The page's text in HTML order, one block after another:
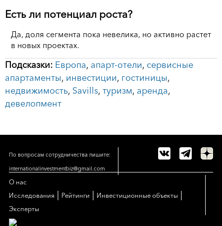
Есть ли потенциал роста?
Да, доля сегмента пока невелика, но активно растет
в новых проектах.
Подсказки: Европа, апарт-отели, сервисные
апартаменты, инвестиции, гостиницы,
недвижимость, Savills, туризм, аренда,
девелопмент
По вопросам сотрудничества пишите:
internationalinvestmentbiz@gmail.com
О нас
Исследования
Рейтинги Инвестиционные объекты
Эксперты